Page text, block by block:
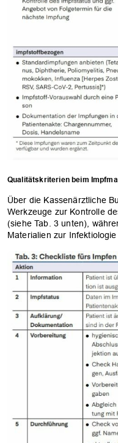
Qualitätskriterien beim
Über die Kassenärztliche
Werkzeuge zur Kontrolle
(siehe Tab. 3 unten),
Materialien zur